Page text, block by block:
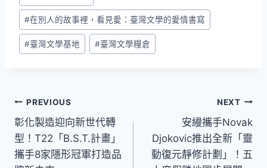
Tags:
#在別人的故事裡，看見愛：臺灣文學的愛情書寫
#臺灣文學基地 #臺灣文學糧倉
文
章
導
PREVIOUS
彰化製造迎向新世代轉
型！T22「B.S.T.計畫」
攜手8家隱形冠軍打造品
NEXT
安縵攜手Novak
Djokovic推出全新「靈
動復元靜修計劃」！五